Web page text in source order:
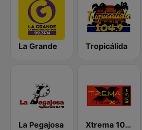
La Grande Tropicálida
La Pegajosa Xtrema 101.3 FM